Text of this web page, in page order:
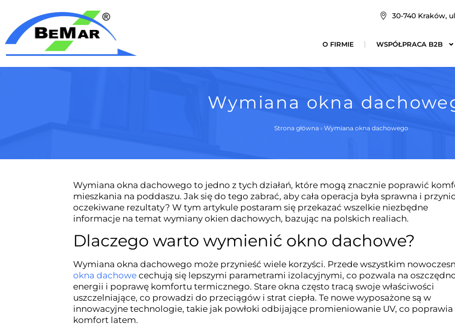
30-740 Kraków,
O FIRMIE WSPÓŁPRACA B2B
Wymiana okna
Strona główna › Wymiana okna dachowego
Wymiana okna dachowego to jedno z tych działań, które mogą znacznie poprawić
mieszkania na poddaszu. Jak się do tego zabrać, aby cała operacja była sprawna i
oczekiwane rezultaty? W tym artykule postaram się przekazać wszelkie niezbędne
informacje na temat wymiany okien dachowych, bazując na polskich realiach.
Dlaczego warto wymienić okno dachowe?
Wymiana okna dachowego może przynieść wiele korzyści. Przede wszystkim
okna dachowe cechują się lepszymi parametrami izolacyjnymi, co pozwala na
energii i poprawę komfortu termicznego. Stare okna często tracą swoje właściwości
uszczelniające, co prowadzi do przeciągów i strat ciepła. Te nowe wyposażone są w
innowacyjne technologie, takie jak powłoki odbijające promieniowanie UV, co poprawia
komfort latem.